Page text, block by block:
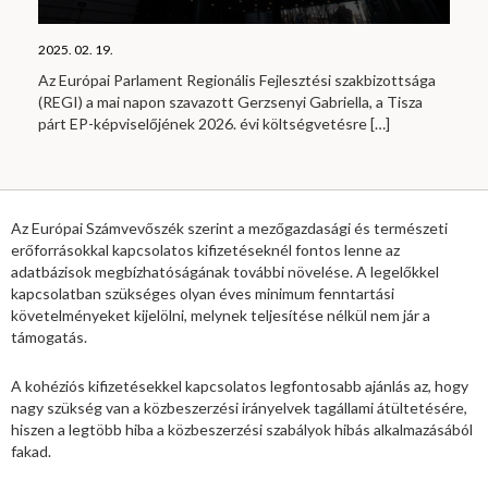
2025. 02. 19.
Az Európai Parlament Regionális Fejlesztési szakbizottsága
(REGI) a mai napon szavazott Gerzsenyi Gabriella, a Tisza
párt EP-képviselőjének 2026. évi költségvetésre[…]
Az Európai Számvevőszék szerint a mezőgazdasági és természeti
erőforrásokkal kapcsolatos kifizetéseknél fontos lenne az
adatbázisok megbízhatóságának további növelése. A legelőkkel
kapcsolatban szükséges olyan éves minimum fenntartási
követelményeket kijelölni, melynek teljesítése nélkül nem jár a
támogatás.
A kohéziós kifizetésekkel kapcsolatos legfontosabb ajánlás az, hogy
nagy szükség van a közbeszerzési irányelvek tagállami átültetésére,
hiszen a legtöbb hiba a közbeszerzési szabályok hibás alkalmazásából
fakad.